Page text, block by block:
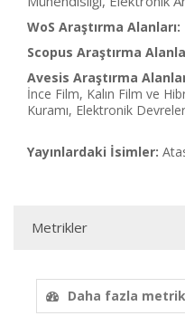
WoS Araştırma Alanları:
Scopus Araştırma
Avesis Araştırma
İnce Film, Kalın Film ve
Kuramı, Elektronik
Yayınlardaki İsimler:
Metrikler
Daha fazla metrik